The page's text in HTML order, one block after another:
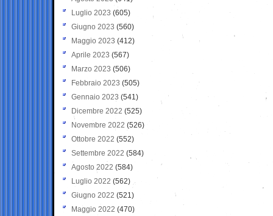
Luglio 2023 (605)
Giugno 2023 (560)
Maggio 2023 (412)
Aprile 2023 (567)
Marzo 2023 (506)
Febbraio 2023 (505)
Gennaio 2023 (541)
Dicembre 2022 (525)
Novembre 2022 (526)
Ottobre 2022 (552)
Settembre 2022 (584)
Agosto 2022 (584)
Luglio 2022 (562)
Giugno 2022 (521)
Maggio 2022 (470)